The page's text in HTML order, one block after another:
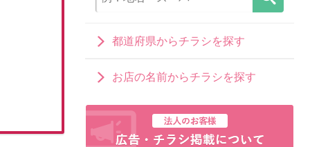
都道府県からチラシを探す
お店の名前からチラシを探す